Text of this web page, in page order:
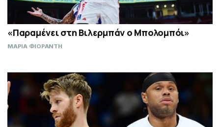
«Παραμένει στη Βιλερμπάν ο Μπολομπόι»
ΜΑΡΙΑ ΦΙΟΡΑΝΤΗ